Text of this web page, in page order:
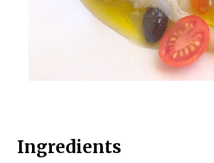
Ingredients